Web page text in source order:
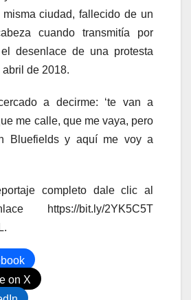
ciudad, fallecido de un
cuando transmitía por
desenlace de una protesta
de 2018.
a decirme: ‘te van a
me calle, que me vaya, pero
Bluefields y aquí me voy a
completo dale clic al
https://bit.ly/2YK5C5T
on X